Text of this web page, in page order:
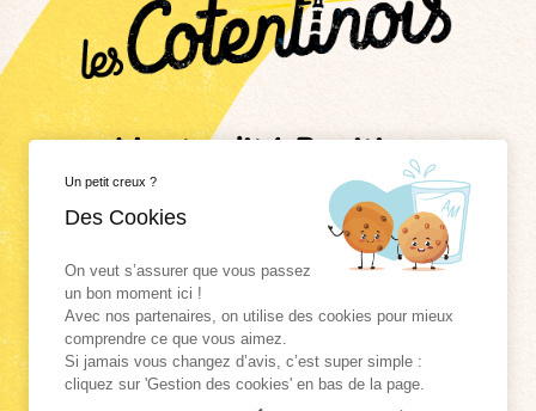
L'actualité Positive
Dans Le Cotentin !
Mentions légales
Données personnelles
Cookies
Rejoignez la team cotentinois !
Un petit creux ?
Des Cookies
On veut s’assurer que vous passez
un bon moment ici !
Avec nos partenaires, on utilise des cookies pour mieux
comprendre ce que vous aimez.
Si jamais vous changez d’avis, c’est super simple :
cliquez sur 'Gestion des cookies' en bas de la page.